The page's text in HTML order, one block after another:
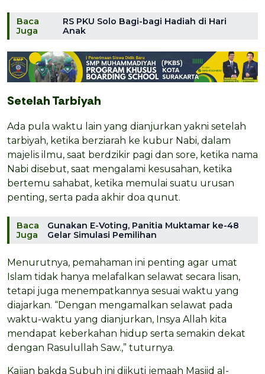
Baca
Juga
RS PKU Solo Bagi-bagi Hadiah di Hari
Anak
Setelah Tarbiyah
Ada pula waktu lain yang dianjurkan yakni setelah
tarbiyah, ketika berziarah ke kubur Nabi, dalam
majelis ilmu, saat berdzikir pagi dan sore, ketika nama
Nabi disebut, saat mengalami kesusahan, ketika
bertemu sahabat, ketika memulai suatu urusan
penting, serta pada akhir doa qunut.
Baca
Juga
Gunakan E-Voting, Panitia Muktamar ke-48
Gelar Simulasi Pemilihan
Menurutnya, pemahaman ini penting agar umat
Islam tidak hanya melafalkan selawat secara lisan,
tetapi juga menempatkannya sesuai waktu yang
diajarkan. “Dengan mengamalkan selawat pada
waktu-waktu yang dianjurkan, Insya Allah kita
mendapat keberkahan hidup serta semakin dekat
dengan Rasulullah Saw.,” tuturnya.
Kajian bakda Subuh ini diikuti jemaah Masjid al-